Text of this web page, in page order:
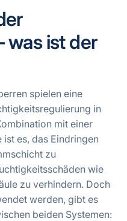
was ist der
spielen eine
in
mit einer
es, das Eindringen
zu
wie
zu verhindern. Doch
werden, gibt es
beiden Systemen: